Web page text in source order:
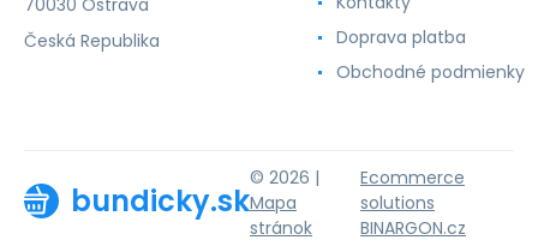
Česká Republika
Doprava platba
Obchodné podmienky
bundicky.sk
© 2026 |
Mapa
stránok
Ecommerce
solutions
BINARGON.cz